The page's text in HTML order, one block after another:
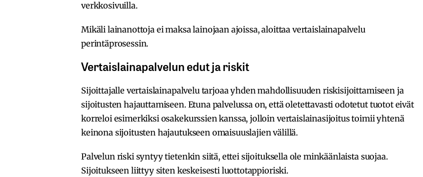
verkkosivuilla.
Mikäli lainanottoja ei maksa lainojaan ajoissa, aloittaa vertaislainapalvelu
perintäprosessin.
Vertaislainapalvelun edut ja riskit
Sijoittajalle vertaislainapalvelu tarjoaa yhden mahdollisuuden riskisijoittamiseen ja
sijoitusten hajauttamiseen. Etuna palvelussa on, että oletettavasti odotetut tuotot eivät
korreloi esimerkiksi osakekurssien kanssa, jolloin vertaislainasijoitus toimii yhtenä
keinona sijoitusten hajautukseen omaisuuslajien välillä.
Palvelun riski syntyy tietenkin siitä, ettei sijoituksella ole minkäänlaista suojaa.
Sijoitukseen liittyy siten keskeisesti luottotappioriski.